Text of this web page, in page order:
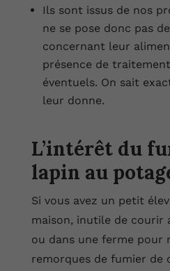
Ils sont issus de nos
ne se pose donc pas
concernant leur
présence de
éventuels. On sait
leur donne.
L’intérêt du
lapin au
Si vous avez un petit
maison, inutile de courir
ou dans une ferme pour
remorques de fumier de